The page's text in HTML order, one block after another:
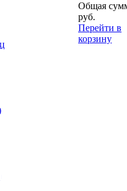
Общая
руб.
Перейти в
корзину